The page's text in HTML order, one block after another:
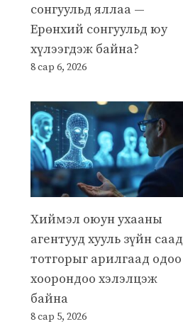
сонгуульд яллаа —
Ерөнхий сонгуульд юу
хүлээгдэж байна?
8 сар 6, 2026
Хиймэл оюун ухааны
агентууд хууль зүйн саад
тотгорыг арилгаад одоо
хоорондоо хэлэлцэж
байна
8 сар 5, 2026